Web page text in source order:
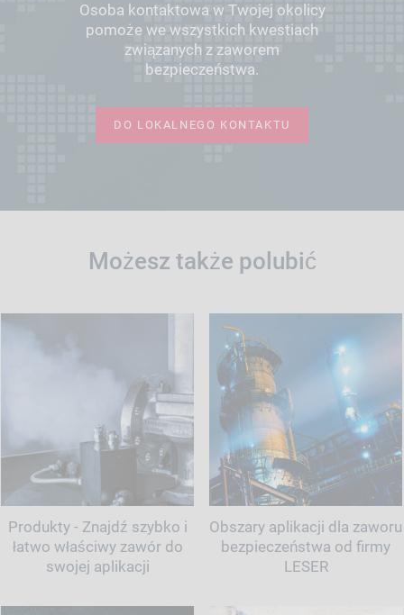
Osoba kontaktowa w Twojej okolicy
pomoże we wszystkich kwestiach
związanych z zaworem
bezpieczeństwa.
DO LOKALNEGO KONTAKTU
Możesz także polubić
Produkty - Znajdź szybko i
łatwo właściwy zawór do
swojej aplikacji
Obszary aplikacji dla zaworu
bezpieczeństwa od firmy
LESER